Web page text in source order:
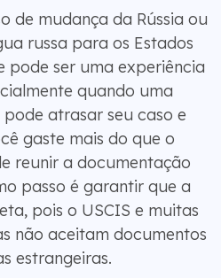
de mudança da Rússia ou
russa para os Estados
pode ser uma experiência
quando uma
atrasar seu caso e
gaste mais do que o
reunir a documentação
passo é garantir que a
pois o USCIS e muitas
não aceitam documentos
estrangeiras.